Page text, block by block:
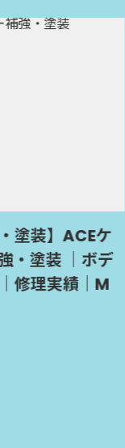
ケ
｜ボデ
績｜M
【
イ